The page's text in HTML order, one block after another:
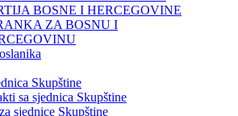
BOSNE I HERCEGOVINE
ZA BOSNU I
Skupštine
sa sjednica Skupštine
sjednice Skupštine